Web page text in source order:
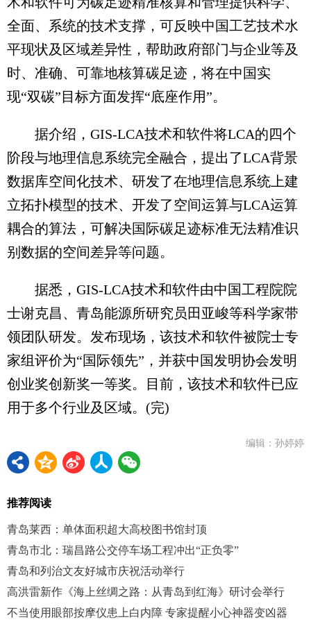
全面、系统的技术支撑，可反映中国工艺技术水
平现状及区域差异性，帮助政府部门与企业等及
时、准确、可靠地核算碳足迹，将在中国实
现“双碳”目标方面发挥“底座作用”。
据介绍，GIS-LCA技术和软件将LCA的四个
阶段与地理信息系统完全融合，提出了LCA背景
数据库空间化技术、研发了在地理信息系统上建
立拓扑模型的技术、开发了空间运算与LCA运算
耦合的算法，可解决国际碳足迹标准无法精准识
别数据的空间差异等问题。
据悉，GIS-LCA技术和软件由中国工程院院
士谢克昌、青岛能源所研究员田亚峻等科学家带
领团队研发。发布现场，该技术和软件被院士专
家组评价为“国际领先”，并获中国发明协会发明
创业奖创新奖一等奖。目前，该技术和软件已应
用于多个行业及区域。(完)
编辑：孙婷婷
推荐阅读
青岛莱西：单体面积超大高校图书馆封顶
青岛市北：瑞昌路公交停车场工程冲出“正负零”
青岛和列治文友好城市庆祝活动举行
高洪雷新作《海上丝绸之路：从青岛到红海》研讨会举行
不当使用眼部按摩仪患上白内障 专家提醒小心神器变凶器